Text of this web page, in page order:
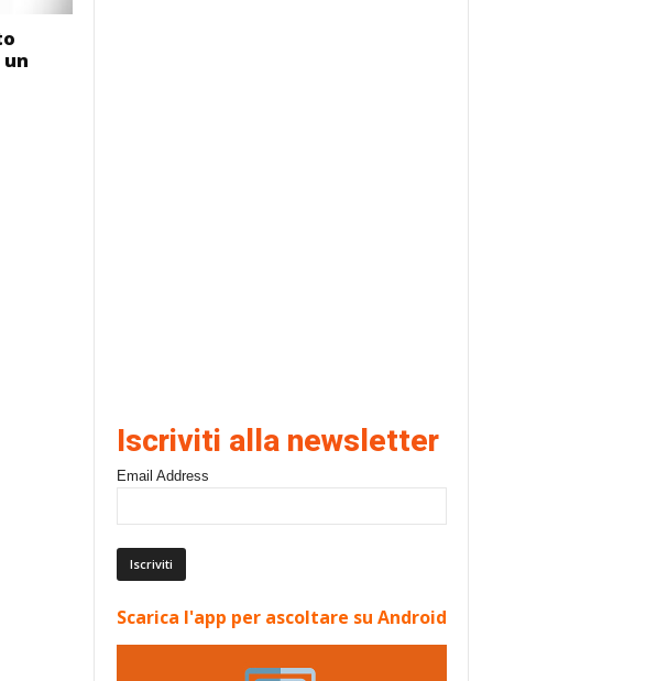
un
Iscriviti alla newsletter
Email Address
Scarica l'app per ascoltare su Android